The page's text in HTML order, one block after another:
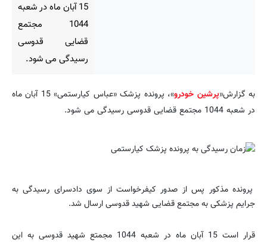
15 آبان ماه در شعبه
1044 مجتمع
قضایی قدوسی
رسیدگی می شود.
به گزارش«پرشین خودرو
»، پرونده پزشک «عباس کیارستمی» 15 آبان ماه
در شعبه 1044 مجتمع قضایی قدوسی رسیدگی می شود.
پرونده مذکور پس از صدور کیفرخواست از سوی دادسرای رسیدگی به
جرایم پزشکی به مجتمع قضایی شهید قدوسی ارسال شد.
قرار است 15 آبان ماه در شعبه 1044 مجمتع شهید قدوسی به این